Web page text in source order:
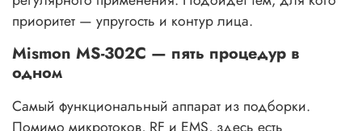
приоритет — упругость и контур лица.
Mismon MS-302C — пять процедур в
одном
Самый функциональный аппарат из подборки.